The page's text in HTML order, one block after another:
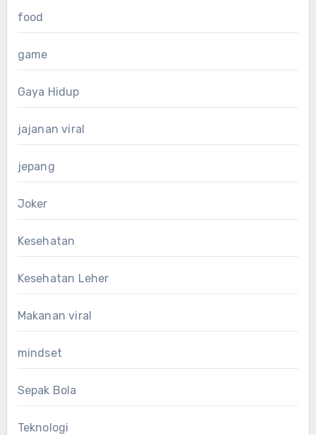
food
game
Gaya Hidup
jajanan viral
jepang
Joker
Kesehatan
Kesehatan Leher
Makanan viral
mindset
Sepak Bola
Teknologi